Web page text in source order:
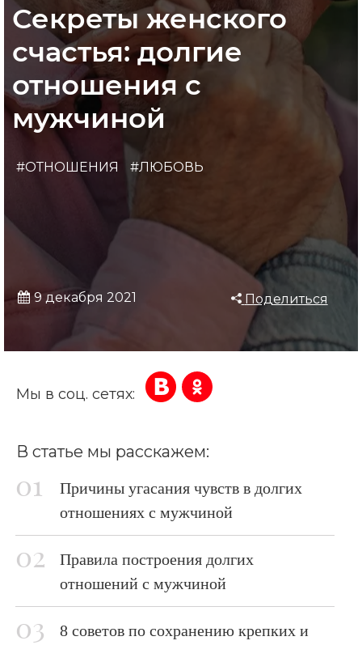
Секреты женского
счастья: долгие
отношения с
мужчиной
#ОТНОШЕНИЯ #ЛЮБОВЬ
9 декабря 2021 Поделиться
Мы в соц. сетях:
В статье мы расскажем:
Причины угасания чувств в долгих
отношениях с мужчиной
Правила построения долгих
отношений с мужчиной
8 советов по сохранению крепких и